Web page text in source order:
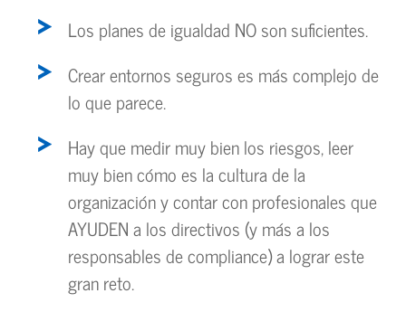
Los planes de igualdad NO son suficientes.
Crear entornos seguros es más complejo de
lo que parece.
Hay que medir muy bien los riesgos, leer
muy bien cómo es la cultura de la
organización y contar con profesionales que
AYUDEN a los directivos (y más a los
responsables de compliance) a lograr este
gran reto.